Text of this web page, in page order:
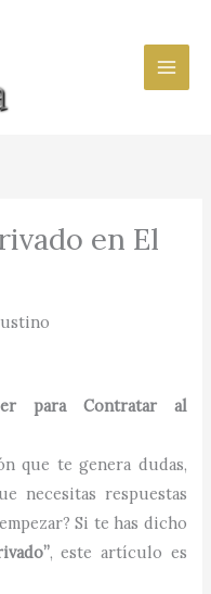
en El
para Contratar al
que te genera dudas,
necesitas respuestas
Si te has dicho
, este artículo es